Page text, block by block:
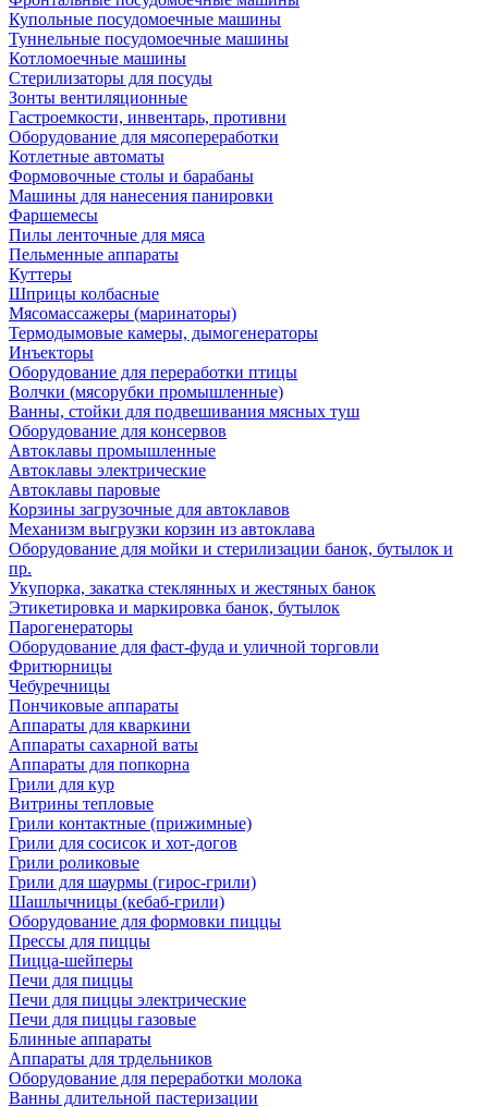
Купольные посудомоечные машины
Туннельные посудомоечные машины
Котломоечные машины
Стерилизаторы для посуды
Зонты вентиляционные
Гастроемкости, инвентарь, противни
Оборудование для мясопереработки
Котлетные автоматы
Формовочные столы и барабаны
Машины для нанесения панировки
Фаршемесы
Пилы ленточные для мяса
Пельменные аппараты
Куттеры
Шприцы колбасные
Мясомассажеры (маринаторы)
Термодымовые камеры, дымогенераторы
Инъекторы
Оборудование для переработки птицы
Волчки (мясорубки промышленные)
Ванны, стойки для подвешивания мясных туш
Оборудование для консервов
Автоклавы промышленные
Автоклавы электрические
Автоклавы паровые
Корзины загрузочные для автоклавов
Механизм выгрузки корзин из автоклава
Оборудование для мойки и стерилизации банок, бутылок и
пр.
Укупорка, закатка стеклянных и жестяных банок
Этикетировка и маркировка банок, бутылок
Парогенераторы
Оборудование для фаст-фуда и уличной торговли
Фритюрницы
Чебуречницы
Пончиковые аппараты
Аппараты для кваркини
Аппараты сахарной ваты
Аппараты для попкорна
Грили для кур
Витрины тепловые
Грили контактные (прижимные)
Грили для сосисок и хот-догов
Грили роликовые
Грили для шаурмы (гирос-грили)
Шашлычницы (кебаб-грили)
Оборудование для формовки пиццы
Прессы для пиццы
Пицца-шейперы
Печи для пиццы
Печи для пиццы электрические
Печи для пиццы газовые
Блинные аппараты
Аппараты для трдельников
Оборудование для переработки молока
Ванны длительной пастеризации